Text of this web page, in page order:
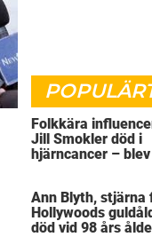
Folkkära
Jill Smokler död i
hjärncancer –
Ann Blyth, stjärna
Hollywoods
död vid 98 års